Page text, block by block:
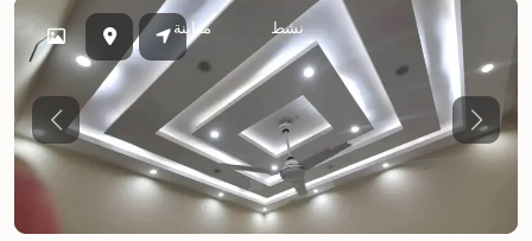
معاينة نشط
Previous